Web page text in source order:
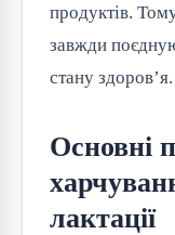
продуктів.
завжди
стану здоров’я.
Основні
лактації